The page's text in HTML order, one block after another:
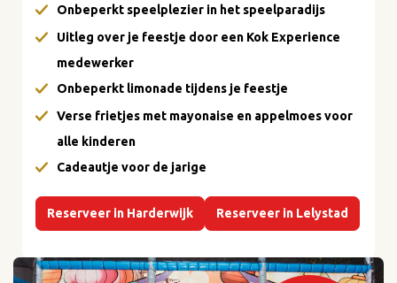
Onbeperkt speelplezier in het speelparadijs
Uitleg over je feestje door een Kok Experience
medewerker
Onbeperkt limonade tijdens je feestje
Verse frietjes met mayonaise en appelmoes voor
alle kinderen
Cadeautje voor de jarige
Reserveer in Harderwijk Reserveer in Lelystad